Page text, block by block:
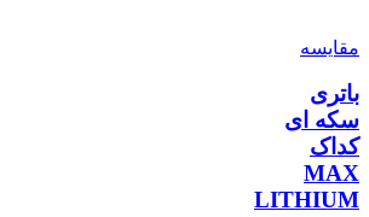
مقایسه
باتری
سکه ای
کداک
MAX
LITHIUM